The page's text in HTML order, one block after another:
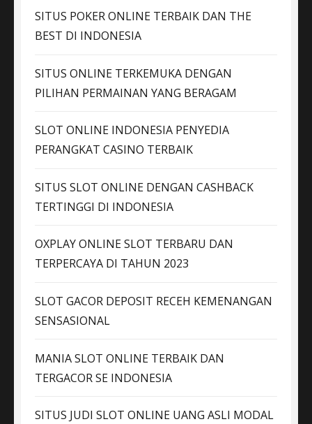
SITUS POKER ONLINE TERBAIK DAN THE
BEST DI INDONESIA
SITUS ONLINE TERKEMUKA DENGAN
PILIHAN PERMAINAN YANG BERAGAM
SLOT ONLINE INDONESIA PENYEDIA
PERANGKAT CASINO TERBAIK
SITUS SLOT ONLINE DENGAN CASHBACK
TERTINGGI DI INDONESIA
OXPLAY ONLINE SLOT TERBARU DAN
TERPERCAYA DI TAHUN 2023
SLOT GACOR DEPOSIT RECEH KEMENANGAN
SENSASIONAL
MANIA SLOT ONLINE TERBAIK DAN
TERGACOR SE INDONESIA
SITUS JUDI SLOT ONLINE UANG ASLI MODAL